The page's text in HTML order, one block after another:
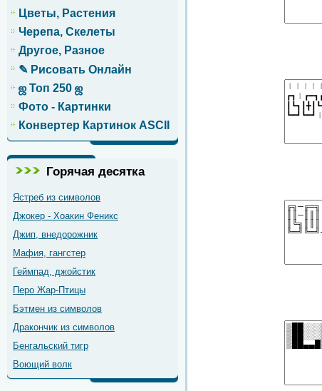
Цветы, Растения
Черепа, Скелеты
Другое, Разное
✎ Рисовать Онлайн
ஜ Топ 250 ஜ
Фото - Картинки
Конвертер Картинок ASCII
Горячая десятка
Ястреб из символов
Джокер - Хоакин Феникс
Джип, внедорожник
Мафия, гангстер
Геймпад, джойстик
Перо Жар-Птицы
Бэтмен из символов
Дракончик из символов
Бенгальский тигр
Воющий волк